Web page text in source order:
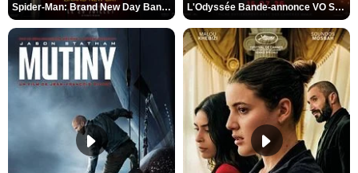
Spider-Man: Brand New Day Bande-annonce VO STFR L'Odyssée Bande-annonce VO STFR